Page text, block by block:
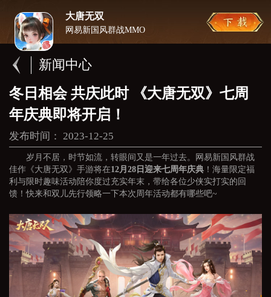
大唐无双
网易新国风群战MMO
新闻中心
冬日相会 共庆此时 《大唐无双》七周
年庆典即将开启！
发布时间： 2023-12-25
岁月不居，时节如流，转眼间又是一年过去。网易新国风群战
佳作《大唐无双》手游将在12月28日迎来七周年庆典！海量限定福
利与限时趣味活动陪你度过充实年末，带给各位少侠实打实的回
馈！快来和双儿先行领略一下本次周年活动都有哪些吧~